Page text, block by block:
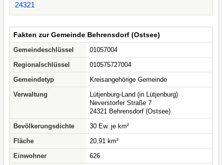
24321
Fakten zur Gemeinde Behrensdorf (Ostsee)
Gemeindeschlüssel
01057004
Regionalschlüssel
010575727004
Gemeindetyp
Kreisangehörige Gemeinde
Verwaltung
Lütjenburg-Land (in Lütjenburg)
Neverstorfer Straße 7
24321 Behrensdorf (Ostsee)
Bevölkerungsdichte
30 Ew. je km²
Fläche
20,91 km²
Einwohner
626